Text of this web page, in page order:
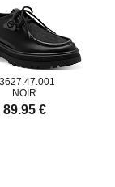
NOIR
89.95 €